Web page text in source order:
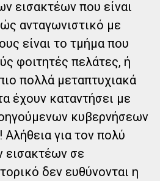
εισακτέων που είναι
ανταγωνιστικό με
είναι το τμήμα που
φοιτητές πελάτες, ή
πολλά μεταπτυχιακά
έχουν καταντήσει με
κυβερνήσεων
για τον πολύ
εισακτέων σε
δεν ευθύνονται η